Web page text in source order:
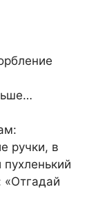
ручки, в
«Отгадай